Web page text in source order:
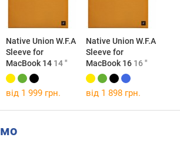
Native Union W.F.A
Sleeve for
MacBook 14 14 "
Native Union W.F.A
Sleeve for
MacBook 16 16 "
від 1 999 грн. від 1 898 грн.